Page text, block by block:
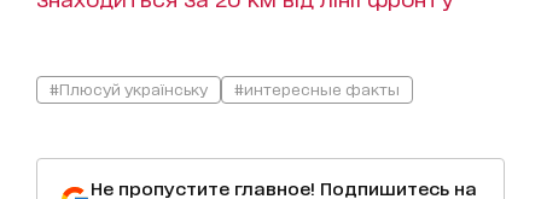
#Плюсуй українську #интересные факты
Не пропустите главное! Подпишитесь на